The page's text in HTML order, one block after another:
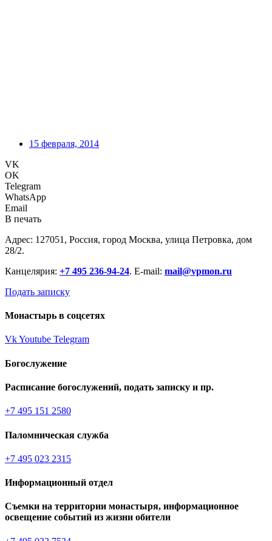
15 февраля, 2014
VK
OK
Telegram
WhatsApp
Email
В печать
Адрес: 127051, Россия, город Москва, улица Петровка, дом
28/2.
Канцелярия: +7 495 236-94-24. E-mail: mail@vpmon.ru
Подать записку
Монастырь в соцсетях
VkYoutube Telegram
Богослужение
Расписание богослужений, подать записку и пр.
+7 495 151 2580
Паломническая служба
+7 495 023 2315
Информационный отдел
Съемки на территории монастыря, информационное
освещение событий из жизни обители